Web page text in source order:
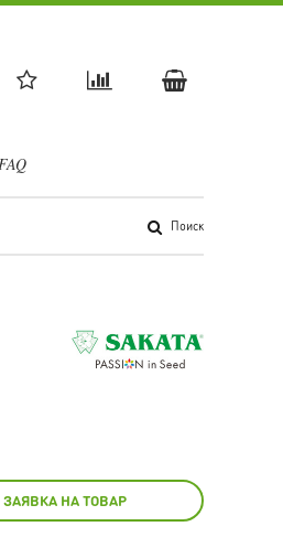
Поиск
ЗАЯВКА НА ТОВАР